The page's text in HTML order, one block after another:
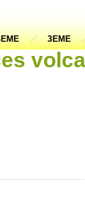
3EME